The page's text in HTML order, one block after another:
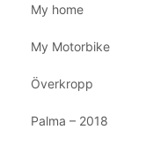
My home
My Motorbike
Överkropp
Palma – 2018